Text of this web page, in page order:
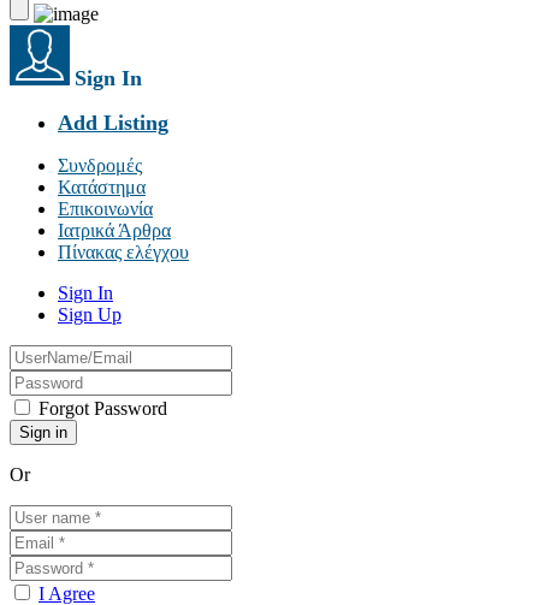
Sign In
Add Listing
Συνδρομές
Κατάστημα
Επικοινωνία
Ιατρικά Άρθρα
Πίνακας ελέγχου
Sign In
Sign Up
Forgot Password
Or
I Agree